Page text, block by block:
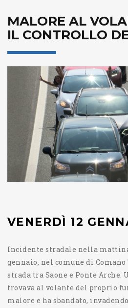
MALORE AL
IL CONTROLLO
VENERDÌ 12
Incidente stradale nella
gennaio, nel comune di
strada tra Saone e Ponte Arche.
trovava al volante del proprio
malore e ha sbandato,